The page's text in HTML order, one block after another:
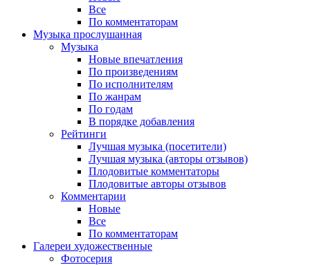
Все
По комментаторам
Музыка прослушанная
Музыка
Новые впечатления
По произведениям
По исполнителям
По жанрам
По годам
В порядке добавления
Рейтинги
Лучшая музыка (посетители)
Лучшая музыка (авторы отзывов)
Плодовитые комментаторы
Плодовитые авторы отзывов
Комментарии
Новые
Все
По комментаторам
Галереи художественные
Фотосерия